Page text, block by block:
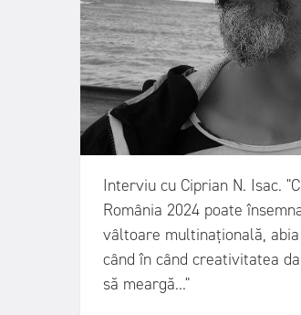
Interviu cu Ciprian N. Isac.
România 2024 poate
vâltoare multinațională,
când în când creativitatea
să meargă..."